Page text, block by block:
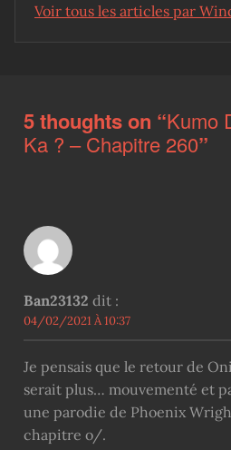
Voir tous les articles par
5 thoughts on “Kumo
Ka ? – Chapitre 260”
Ban23132 dit :
04/02/2021 À 10:37
Je pensais que le retour de
serait plus… mouvementé et
une parodie de Phoenix
chapitre o/.